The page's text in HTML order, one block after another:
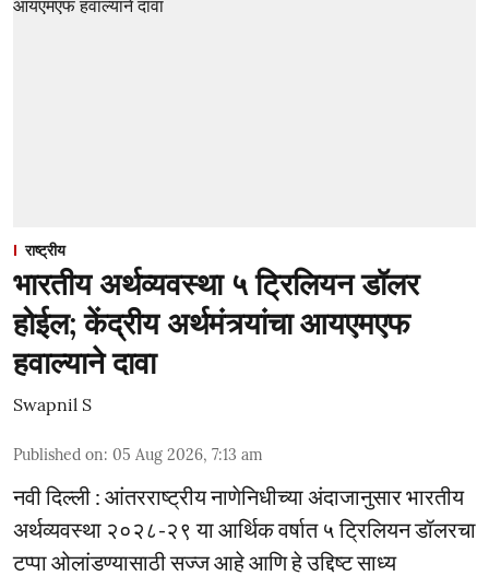
राष्ट्रीय
भारतीय अर्थव्यवस्था ५ ट्रिलियन डॉलर
होईल; केंद्रीय अर्थमंत्र्यांचा आयएमएफ
हवाल्याने दावा
Swapnil S
Published on: 05 Aug 2026, 7:13 am
नवी दिल्ली : आंतरराष्ट्रीय नाणेनिधीच्या अंदाजानुसार भारतीय
अर्थव्यवस्था २०२८-२९ या आर्थिक वर्षात ५ ट्रिलियन डॉलरचा
टप्पा ओलांडण्यासाठी सज्ज आहे आणि हे उद्दिष्ट साध्य